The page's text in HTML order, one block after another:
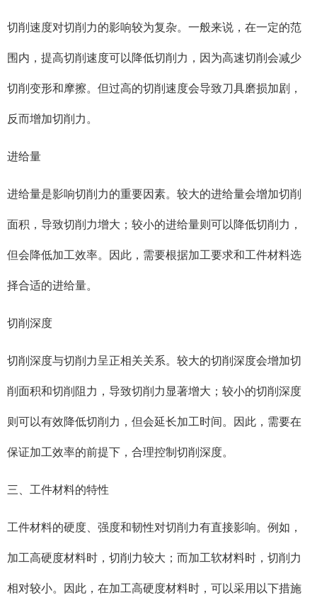
切削速度对切削力的影响较为复杂。一般来说，在一定的范
围内，提高切削速度可以降低切削力，因为高速切削会减少
切削变形和摩擦。但过高的切削速度会导致刀具磨损加剧，
反而增加切削力。
进给量
进给量是影响切削力的重要因素。较大的进给量会增加切削
面积，导致切削力增大；较小的进给量则可以降低切削力，
但会降低加工效率。因此，需要根据加工要求和工件材料选
择合适的进给量。
切削深度
切削深度与切削力呈正相关关系。较大的切削深度会增加切
削面积和切削阻力，导致切削力显著增大；较小的切削深度
则可以有效降低切削力，但会延长加工时间。因此，需要在
保证加工效率的前提下，合理控制切削深度。
三、工件材料的特性
工件材料的硬度、强度和韧性对切削力有直接影响。例如，
加工高硬度材料时，切削力较大；而加工软材料时，切削力
相对较小。因此，在加工高硬度材料时，可以采用以下措施